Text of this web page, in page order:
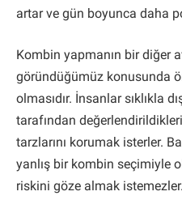
artar ve gün boyunca daha
Kombin yapmanın bir diğer
göründüğümüz konusunda
olmasıdır. İnsanlar sıklıkla
tarafından
tarzlarını korumak isterler.
yanlış bir kombin seçimiyle
riskini göze almak istemezler.